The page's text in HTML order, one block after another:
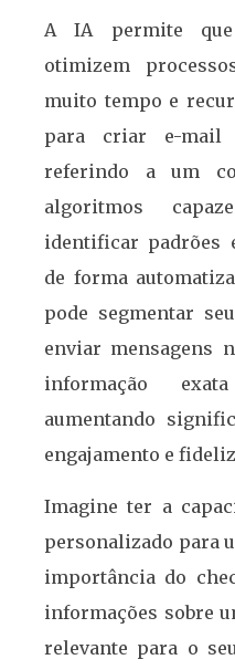
A IA permite
otimizem
muito tempo e
para criar e-mail
referindo a um
algoritmos
identificar padrões
de forma
pode segmentar
enviar mensagens
informação
aumentando
engajamento e
Imagine ter a
personalizado para
importância do
informações sobre
relevante para o